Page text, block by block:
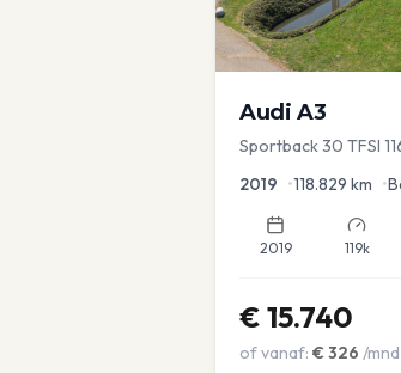
Audi A3
Sportback 30 TFSI
2019 •118.829 km •
2019 119k
€ 15.740
of vanaf: € 326 /mnd